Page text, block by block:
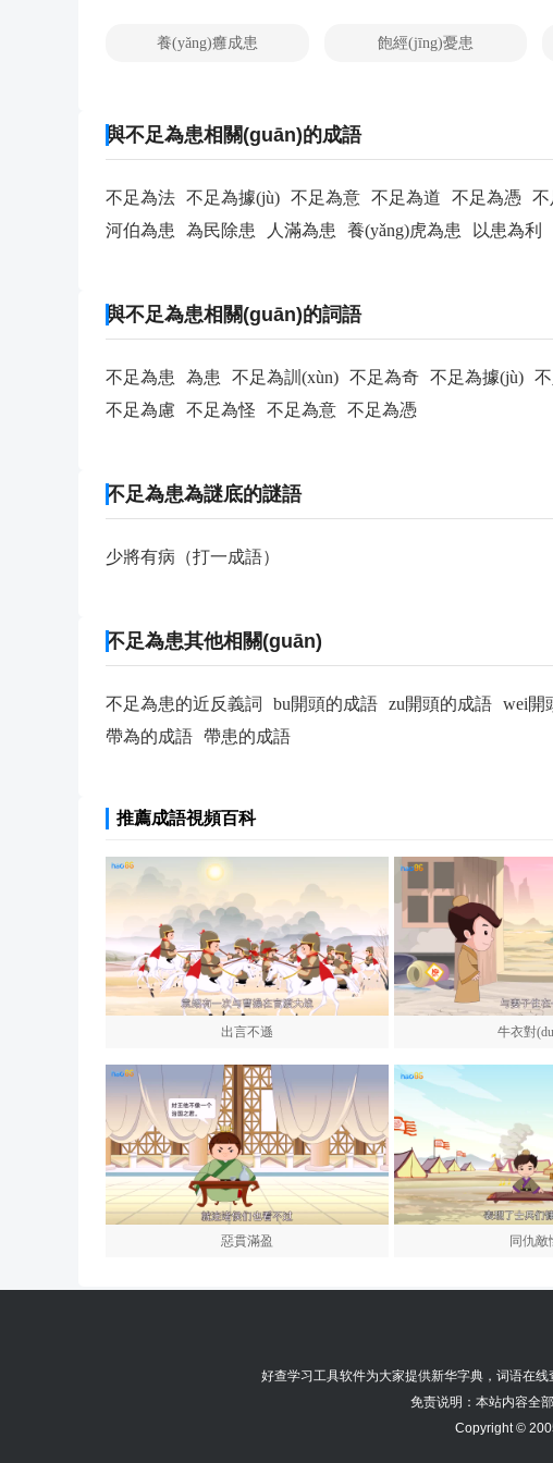
養(yǎng)癰成患 飽經(jīng)憂患
與不足為患相關(guān)的成語
不足為法 不足為據(jù) 不足為意 不足為道 不足為憑 不
河伯為患
為民除患 人滿為患 養(yǎng)虎為患 以患為利
與不足為患相關(guān)的詞語
不足為患 為患 不足為訓(xùn) 不足為奇 不足為據(jù)
不足為慮
不足為怪 不足為意 不足為憑
不足為患為謎底的謎語
少將有病（打一成語）
不足為患其他相關(guān)
不足為患的近反義詞 bu開頭的成語 zu開頭的成語 wei開
帶為的成語 帶患的成語
推薦成語視頻百科
出言不遜 牛衣對
惡貫滿盈 同仇敵
好查学习工具软件为大家提供新华字典 ， 词语在线
免责说明：本站内容全
Copyright ©